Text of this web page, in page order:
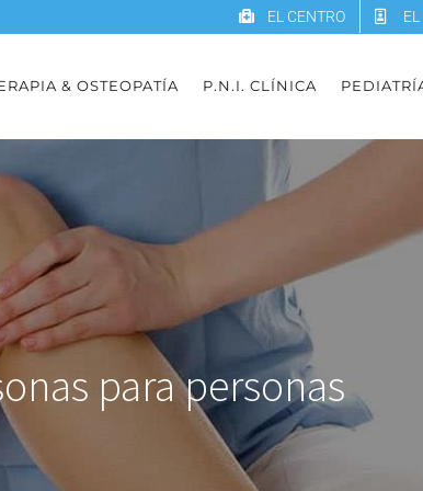
EL CENTRO
& OSTEOPATÍA P.N.I. CLÍNICA
para personas